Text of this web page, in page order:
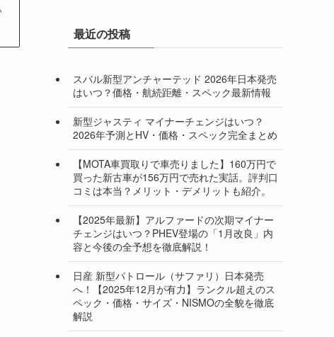
最近の投稿
スバル新型アンチャーテッド 2026年日本発売
はいつ？価格・航続距離・スペック最新情報
新型ジャスティ マイナーチェンジはいつ？
2026年予測とHV・価格・スペック完全まとめ
【MOTA車買取りで車売りました】160万円で
買った新古車が156万円で売れた実話。評判口
コミは本当？メリット・デメリットも紹介。
【2025年最新】アルファードの次期マイナー
チェンジはいつ？PHEV登場の「1月改良」内
容と今後の全予想を徹底解説！
日産 新型パトロール（サファリ）日本発売
へ！【2025年12月が有力】ランクル超えのス
ペック・価格・サイズ・NISMOの全貌を徹底
解説